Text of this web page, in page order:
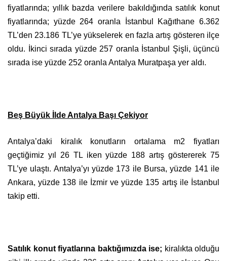
fiyatlarında; yıllık bazda verilere bakıldığında satılık konut
fiyatlarında; yüzde 264 oranla İstanbul Kağıthane 6.362
TL’den 23.186 TL’ye yükselerek en fazla artış gösteren ilçe
oldu. İkinci sırada yüzde 257 oranla İstanbul Şişli, üçüncü
sırada ise yüzde 252 oranla Antalya Muratpaşa yer aldı.
Beş Büyük İlde Antalya Başı Çekiyor
Antalya’daki kiralık konutların ortalama m2 fiyatları
geçtiğimiz yıl 26 TL iken yüzde 188 artış göstererek 75
TL’ye ulaştı. Antalya’yı yüzde 173 ile Bursa, yüzde 141 ile
Ankara, yüzde 138 ile İzmir ve yüzde 135 artış ile İstanbul
takip etti.
Satılık konut fiyatlarına baktığımızda ise; kiralıkta olduğu